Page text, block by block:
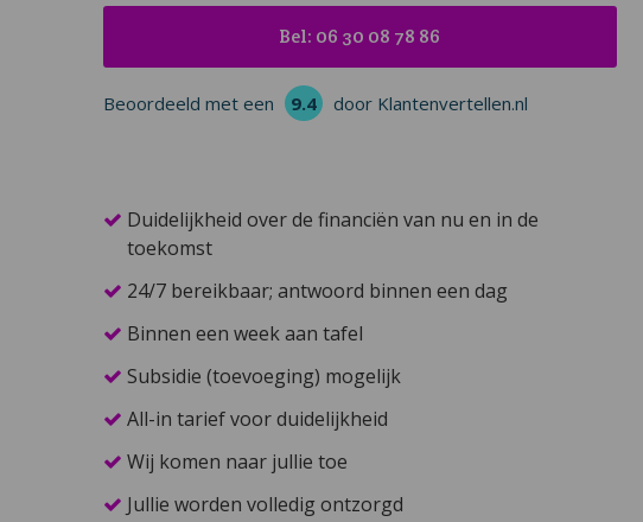
Bel: 06 30 08 78 86
Beoordeeld met een 9.4 door Klantenvertellen.nl
Duidelijkheid over de financiën van nu en in de
toekomst
24/7 bereikbaar; antwoord binnen een dag
Binnen een week aan tafel
Subsidie (toevoeging) mogelijk
All-in tarief voor duidelijkheid
Wij komen naar jullie toe
Jullie worden volledig ontzorgd